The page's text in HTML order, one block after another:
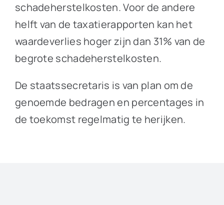
schadeherstelkosten. Voor de andere
helft van de taxatierapporten kan het
waardeverlies hoger zijn dan 31% van de
begrote schadeherstelkosten.
De staatssecretaris is van plan om de
genoemde bedragen en percentages in
de toekomst regelmatig te herijken.